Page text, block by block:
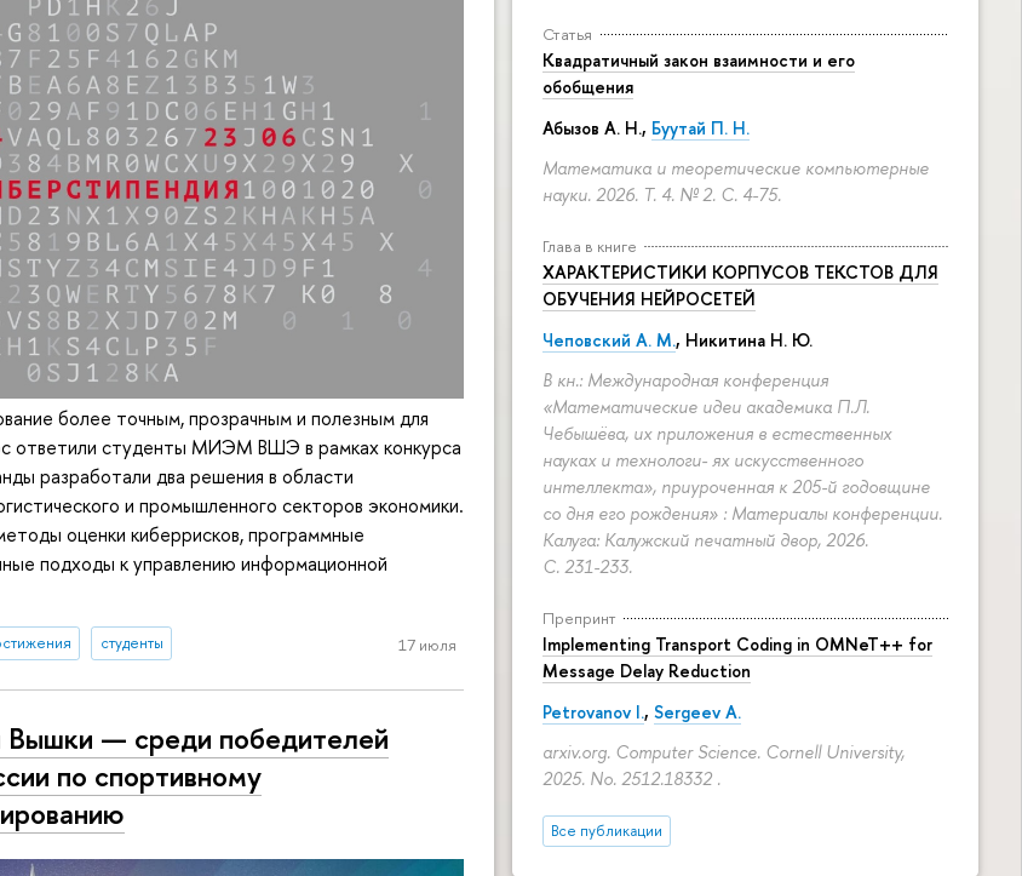
Статья
Квадратичный закон взаимности и его
обобщения
Абызов А. Н., Буутай П. Н.
Математика и теоретические компьютерные
науки. 2026. Т. 4. № 2. С. 4-75.
Глава в книге
ХАРАКТЕРИСТИКИ КОРПУСОВ ТЕКСТОВ ДЛЯ
ОБУЧЕНИЯ НЕЙРОСЕТЕЙ
Чеповский А. М., Никитина Н. Ю.
В кн.: Международная конференция
«Математические идеи академика П.Л.
Чебышёва, их приложения в естественных
науках и технологи- ях искусственного
интеллекта», приуроченная к 205-й годовщине
со дня его рождения» : Материалы конференции.
Калуга: Калужский печатный двор, 2026.
С. 231-233.
Препринт
Implementing Transport Coding in OMNeT++ for
Message Delay Reduction
Petrovanov I., Sergeev A.
arxiv.org. Computer Science. Cornell University,
2025. No. 2512.18332 .
Все публикации
более точным, прозрачным и полезным для
ответили студенты МИЭМ ВШЭ в рамках конкурса
разработали два решения в области
и промышленного секторов экономики.
оценки киберрисков, программные
подходы к управлению информационной
студенты 17 июля
Вышки — среди победителей
по спортивному